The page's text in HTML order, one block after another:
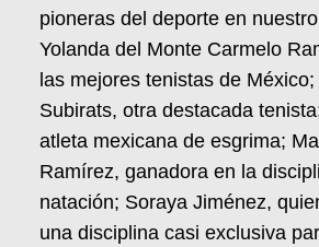
pioneras del deporte en
Yolanda del Monte Carmelo
las mejores tenistas de
Subirats, otra destacada
atleta mexicana de esgrima;
Ramírez, ganadora en la
natación; Soraya Jiménez,
una disciplina casi exclusiva